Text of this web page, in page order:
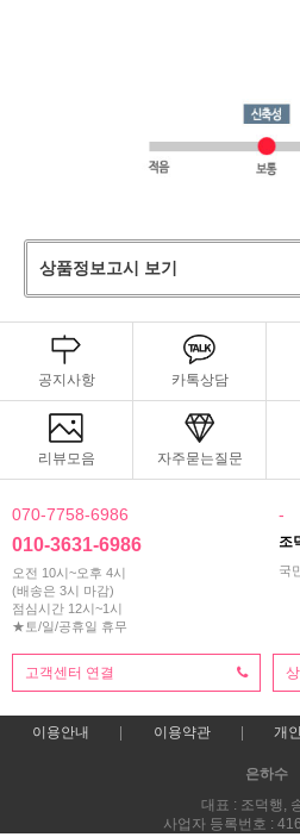
상품정보고시 보기
공지사항 카톡상담
리뷰모음 자주묻는질문
070-7758-6986
010-3631-6986
오전 10시~오후 4시
(배송은 3시 마감)
점심시간 12시~1시
★토/일/공휴일 휴무
-
조
국
고객센터 연결
이용안내 이용약관 개
은하수
대표 : 조덕행,
사업자 등록번호 :